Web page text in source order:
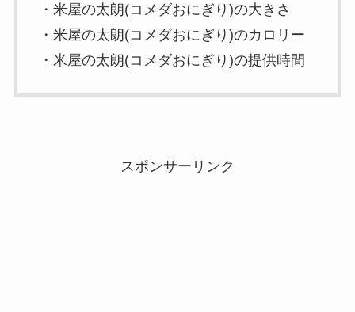
・米屋の太朗(コメダおにぎり)の大きさ
・米屋の太朗(コメダおにぎり)のカロリー
・米屋の太朗(コメダおにぎり)の提供時間
スポンサーリンク